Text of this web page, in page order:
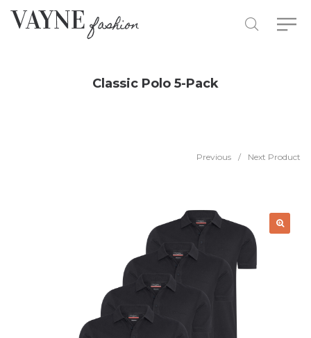
Classic Polo 5-Pack
Previous / Next Product